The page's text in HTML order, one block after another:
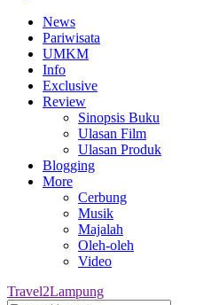
News
Pariwisata
UMKM
Info
Exclusive
Review
Sinopsis Buku
Ulasan Film
Ulasan Produk
Blogging
More
Cerbung
Musik
Majalah
Oleh-oleh
Video
Travel2Lampung